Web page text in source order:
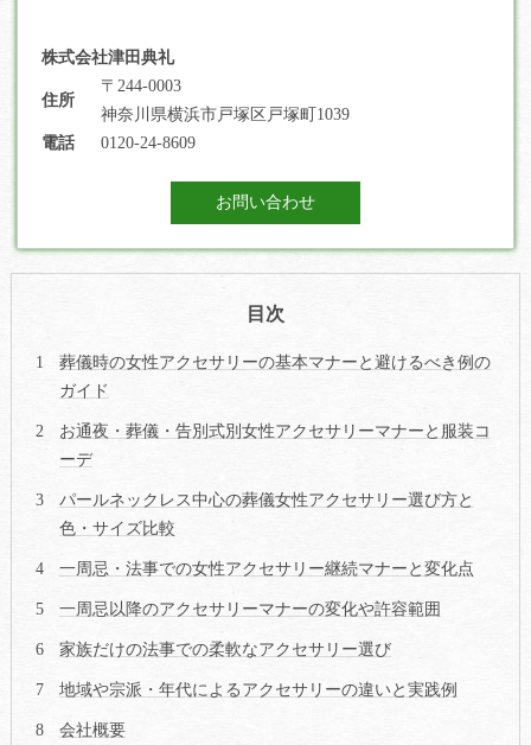
株式会社津田典礼
住所
〒244-0003
神奈川県横浜市戸塚区戸塚町1039
電話
0120-24-8609
お問い合わせ
目次
葬儀時の女性アクセサリーの基本マナーと避けるべき例の
ガイド
お通夜・葬儀・告別式別女性アクセサリーマナーと服装コ
ーデ
パールネックレス中心の葬儀女性アクセサリー選び方と
色・サイズ比較
一周忌・法事での女性アクセサリー継続マナーと変化点
一周忌以降のアクセサリーマナーの変化や許容範囲
家族だけの法事での柔軟なアクセサリー選び
地域や宗派・年代によるアクセサリーの違いと実践例
会社概要